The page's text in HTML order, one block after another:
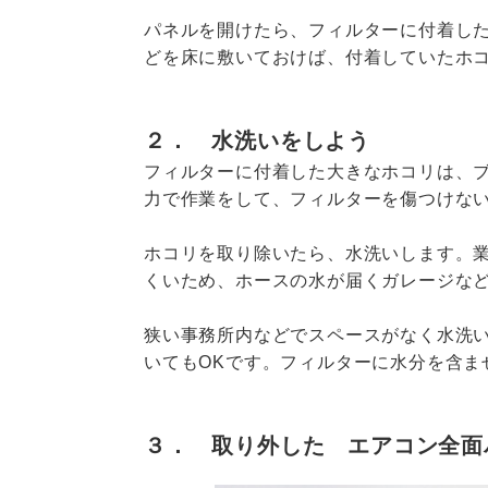
パネルを開けたら、フィルターに付着し
どを床に敷いておけば、付着していたホ
２． 水洗いをしよう
フィルターに付着した大きなホコリは、
力で作業をして、フィルターを傷つけな
ホコリを取り除いたら、水洗いします。
くいため、ホースの水が届くガレージな
狭い事務所内などでスペースがなく水洗
いてもOKです。フィルターに水分を含
３． 取り外した エアコン全